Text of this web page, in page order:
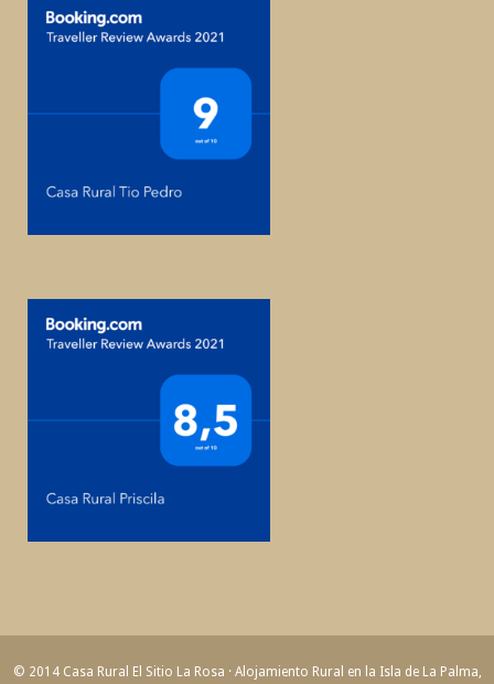
© 2014 Casa Rural El Sitio La Rosa · Alojamiento Rural en la Isla de La Palma,